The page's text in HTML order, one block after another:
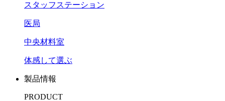
スタッフステーション
医局
中央材料室
体感して選ぶ
製品情報
PRODUCT